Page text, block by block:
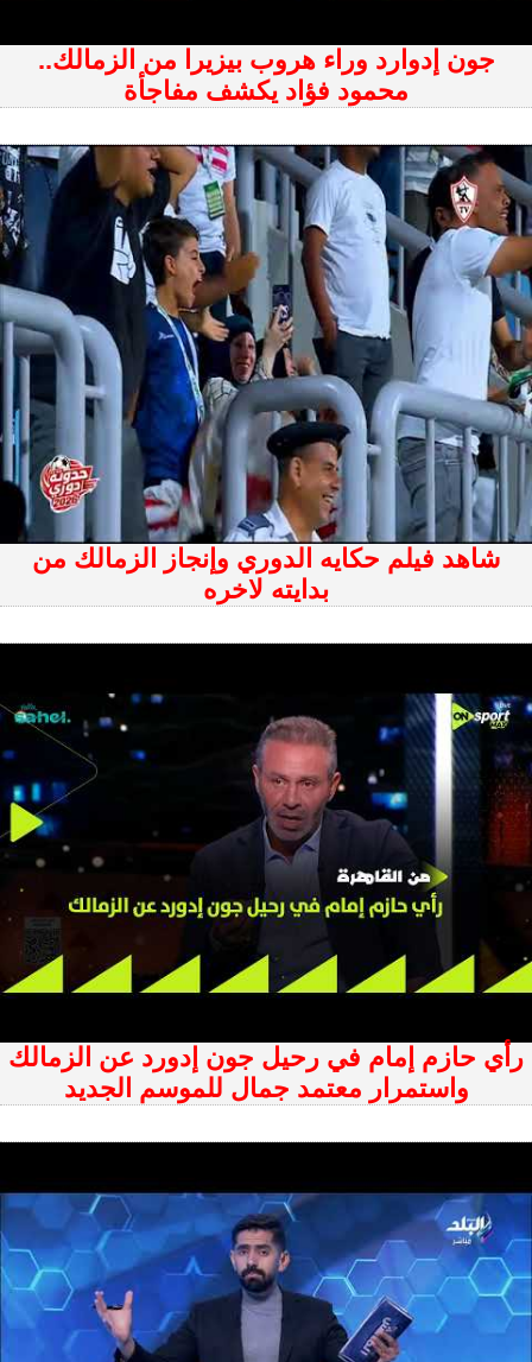
جون إدوارد وراء هروب بيزيرا من الزمالك..
محمود فؤاد يكشف مفاجأة
شاهد فيلم حكايه الدوري وإنجاز الزمالك من
بدايته لاخره
رأي حازم إمام في رحيل جون إدورد عن الزمالك
واستمرار معتمد جمال للموسم الجديد